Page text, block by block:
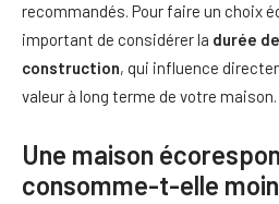
recommandés. Pour faire un choix
important de considérer la durée
construction, qui influence
valeur à long terme de votre maison.
Une maison
consomme-t-elle